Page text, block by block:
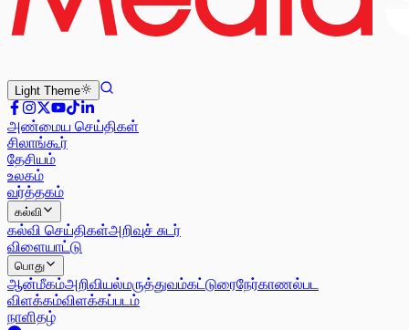
Light Theme
அண்மைய செய்திகள்
சிலாங்கூர்
தேசியம்
உலகம்
வர்த்தகம்
கல்வி
கல்வி செய்திகள்அறிவுச் சுடர்
விளையாட்டு
பொது
ஆன்மீகம்அறிவியல்மருத்துவம்கட்டுரைநேர்காணல்பட
விளக்கம்விளக்கப்படம்
நாளிதழ்